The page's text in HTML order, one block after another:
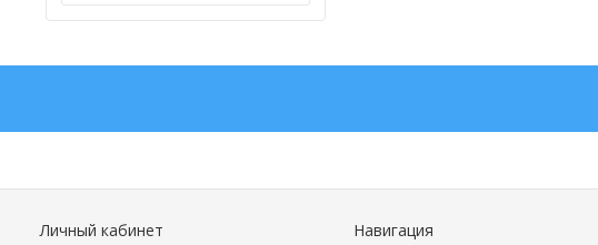
Личный кабинет Навигация